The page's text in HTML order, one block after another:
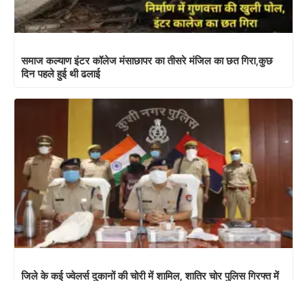
समाज कल्याण इंटर कॉलेज मंसाछापर का तीसरे मंजिल का छत गिरा,कुछ
दिन पहले हुई थी ढलाई
जिले के कई ज्वेलर्स दुकानों की चोरी में शामिल, शातिर चोर पुलिस गिरफ्त में